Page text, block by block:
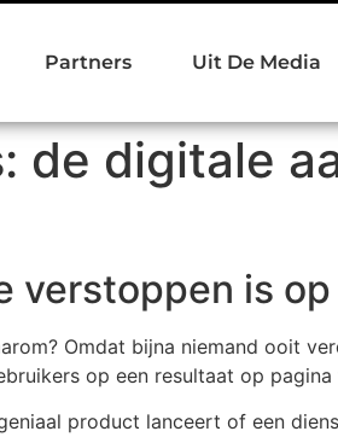
Partners Uit De Media
de digitale
verstoppen is
Omdat bijna niemand ooit
op een resultaat op pagina
product lanceert of een